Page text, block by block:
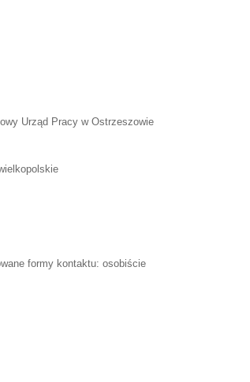
Urząd Pracy w Ostrzeszowie
formy kontaktu: osobiście